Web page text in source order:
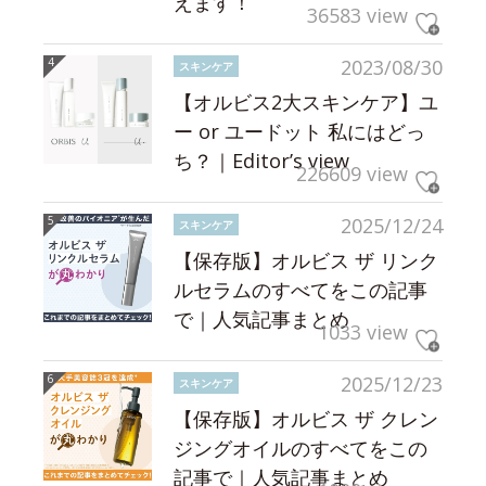
36583 view
2023/08/30
スキンケア
【オルビス2大スキンケア】ユ
ー or ユードット 私にはどっ
ち？｜Editor’s view226609 view
2025/12/24
スキンケア
【保存版】オルビス ザ リンク
ルセラムのすべてをこの記事
で｜人気記事まとめ1033 view
2025/12/23
スキンケア
【保存版】オルビス ザ クレン
ジングオイルのすべてをこの
記事で｜人気記事まとめ